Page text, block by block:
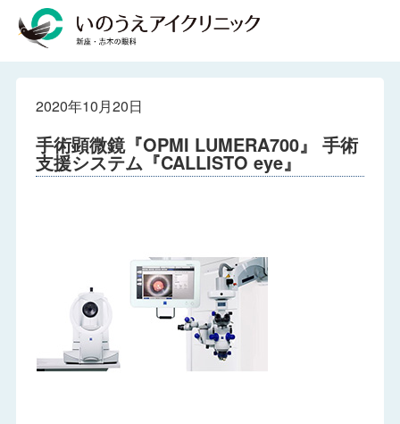
2020年10月20日
手術顕微鏡『OPMI LUMERA700』 手術
支援システム『CALLISTO eye』